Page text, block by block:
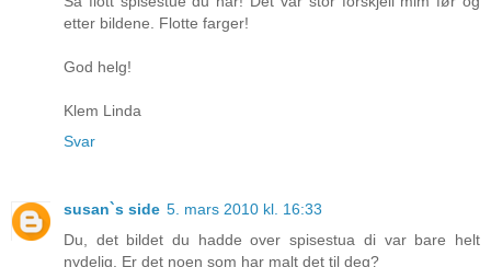
etter bildene. Flotte farger!
God helg!
Klem Linda
Svar
susan`s side 5. mars 2010 kl. 16:33
Du, det bildet du hadde over spisestua di var bare helt
nydelig. Er det noen som har malt det til deg?